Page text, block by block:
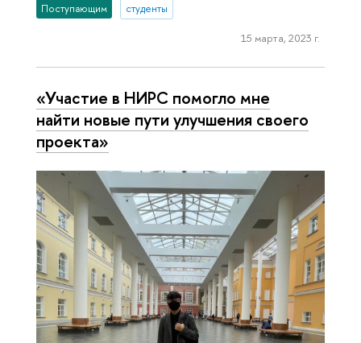
Поступающим студенты
15 марта, 2023 г.
«Участие в НИРС помогло мне
найти новые пути улучшения своего
проекта»